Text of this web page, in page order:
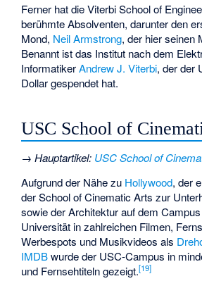
Ferner hat die Viterbi School of
berühmte Absolventen, darunter den
Mond, Neil Armstrong, der hier seinen
Benannt ist das Institut nach dem
InformatikerAndrew J. Viterbi, der der
Dollar gespendet hat.
USC School of
→Hauptartikel: USC School of
Aufgrund der Nähe zu Hollywood, der
der School of Cinematic Arts zur
sowie der Architektur auf dem
Universität in zahlreichen Filmen,
Werbespots und Musikvideos als
IMDBwurde der USC-Campus in
und Fernsehtiteln gezeigt.[19]